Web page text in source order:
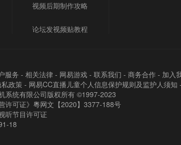
视频后期制作攻略
论坛发视频贴教程
服务 - 相关法律 - 网易游戏 - 联系我们 - 商务合作 - 加入
政策 - 网易CC直播儿童个人信息保护规则及监护人须知 -
系统有限公司版权所有 ©1997-2023
许可证》粵网文【2020】3377-188号
听节目许可证
18